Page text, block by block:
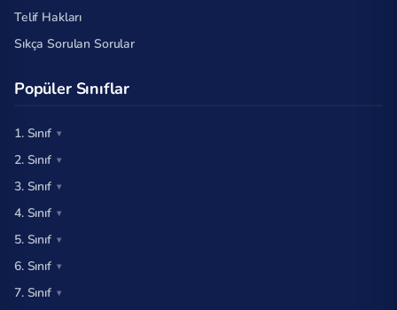
Telif Hakları
Sıkça Sorulan Sorular
Popüler Sınıflar
1. Sınıf
2. Sınıf
3. Sınıf
4. Sınıf
5. Sınıf
6. Sınıf
7. Sınıf